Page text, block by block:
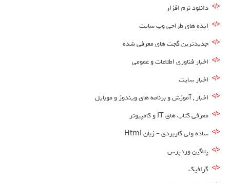
دانلود نرم افزار
ایده های طراحی وب سایت
جدیدترین گجت های معرفی شده
اخبار فناوری اطلاعات و عمومی
اخبار سایت
اخبار , آموزش و برنامه های ویندوز و موبایل
معرفی کتاب های IT و کامپیوتر
ساده ولی کاربردی – زبان Html
پلاگین وردپرس
گرافیک